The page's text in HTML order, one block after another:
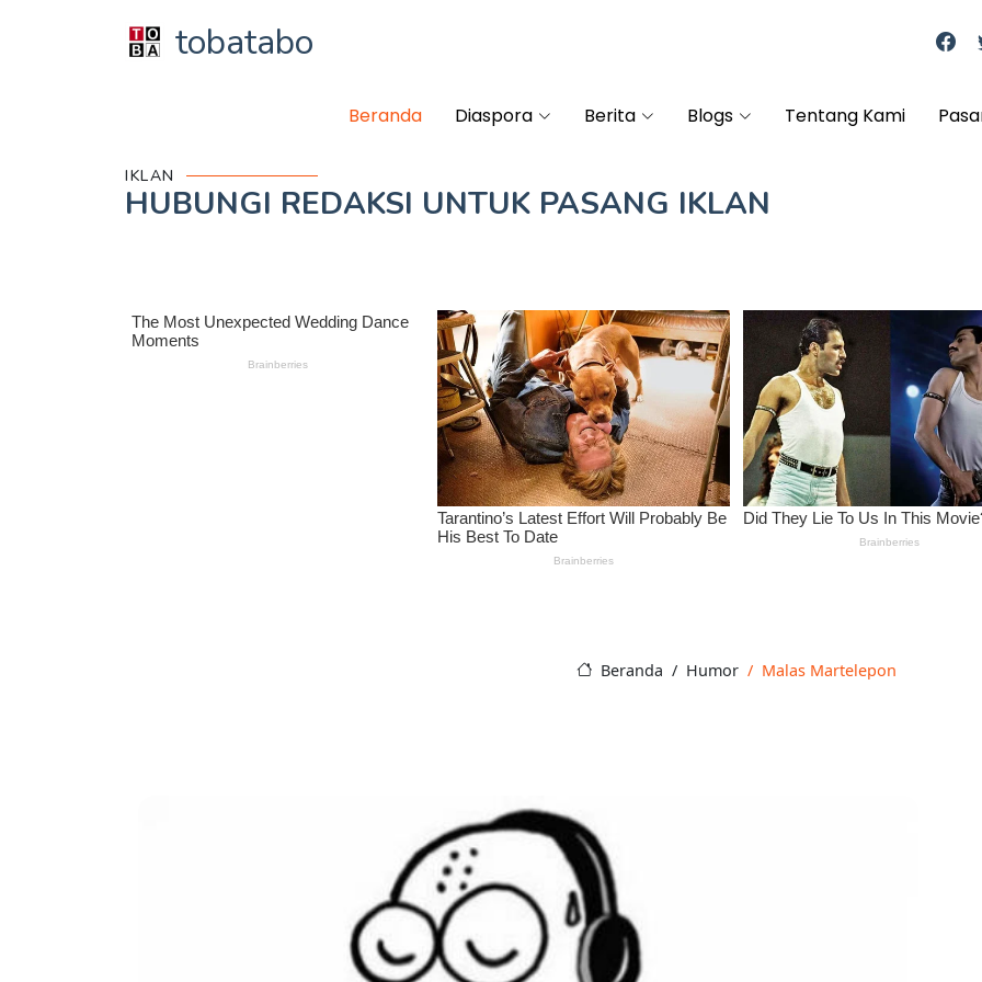
tobatabo
Beranda Diaspora Berita Blogs Tentang Kami
IKLAN
HUBUNGI REDAKSI UNTUK PASANG IKLAN
Beranda Humor Malas Martelepon